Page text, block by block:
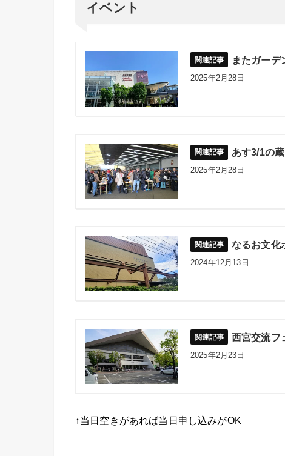
イベント
またガーデ
2025年2月28日
あす3/1の
2025年2月28日
なるお文化
2024年12月13日
西宮交流フ
2025年2月23日
↑当日空きがあれば当日申し込みがOK